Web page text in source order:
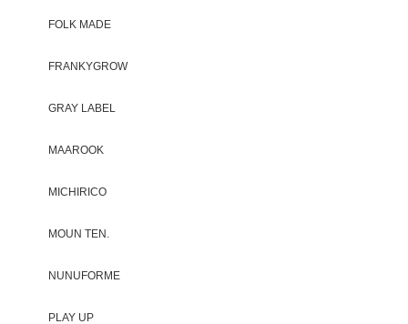
FOLK MADE
FRANKYGROW
GRAY LABEL
MAAROOK
MICHIRICO
MOUN TEN.
NUNUFORME
PLAY UP